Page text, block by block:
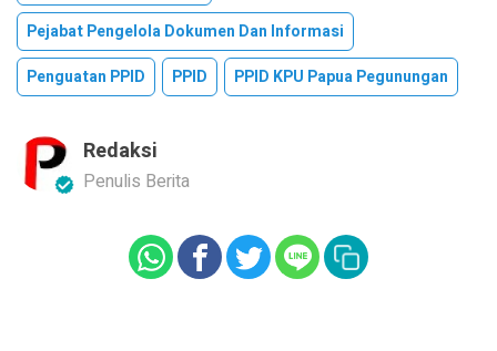
Pejabat Pengelola Dokumen Dan Informasi
Penguatan PPID
PPID PPID KPU Papua Pegunungan
Redaksi
Penulis Berita